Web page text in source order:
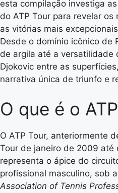
esta compilação investiga
do ATP Tour para revelar
as vitórias mais
Desde o domínio icônico de
de argila até a versatilidade
Djokovic entre as
narrativa única de triunfo e
O que é o
O ATP Tour, anteriormente
Tour de janeiro de 2009 até
representa o ápice do
profissional masculino, sob
Association of Tennis